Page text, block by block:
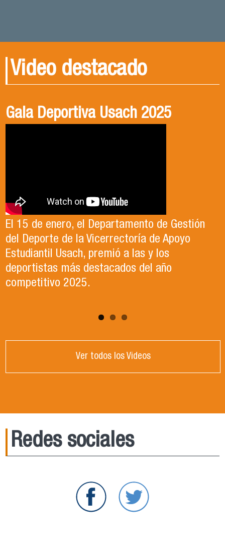
Video destacado
Gala Deportiva Usach 2025
El 15 de enero, el Departamento de Gestión
del Deporte de la Vicerrectoría de Apoyo
Estudiantil Usach, premió a las y los
deportistas más destacados del año
competitivo 2025.
Usach en el Territorio, capítulo 2
En este segundo capítulo conoceremos el
Proyecto Ludo Inclusión, liderado por el
profesor Claudio Farías y estudiantes de
Pedagogía en Educación Física de la Facultad
de Ciencias Médicas de la Uni
Candidatura Director de Escuela
Te invitamos a revisar el video de nuestro
candidato , el Dr. Celso Sanchez para el cargo
de Director de Escuela período 2025-2026.
Ver todos los Videos
Redes sociales